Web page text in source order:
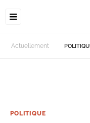
Actuellement
POLITIQUE